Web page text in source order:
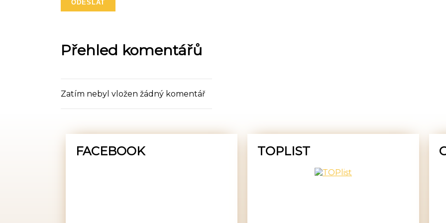
Přehled komentářů
Zatím nebyl vložen žádný komentář
FACEBOOK TOPLIST